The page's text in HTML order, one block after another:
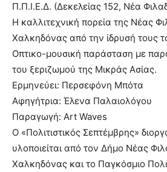
Π.Π.Ι.Ε.Δ. (Δεκελείας 152, Νέα
Η καλλιτεχνική πορεία της Νέας
Χαλκηδόνας από την ίδρυσή τους
Οπτικο-μουσική παράσταση με
του ξεριζωμού της Μικράς Ασίας.
Ερμηνεύει: Περσεφόνη Μπότα
Αφηγήτρια: Έλενα Παλαιολόγου
Παραγωγή: Art Waves
Ο «Πολιτιστικός Σεπτέμβρης»
υλοποιείται από τον Δήμο Νέας
Χαλκηδόνας και το Παγκόσμιο